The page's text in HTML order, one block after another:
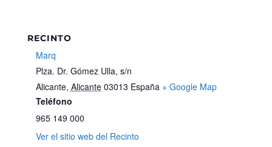
RECINTO
Marq
Plza. Dr. Gómez Ulla, s/n
Alicante, Alicante 03013 España + Google Map
Teléfono
965 149 000
Ver el sitio web del Recinto